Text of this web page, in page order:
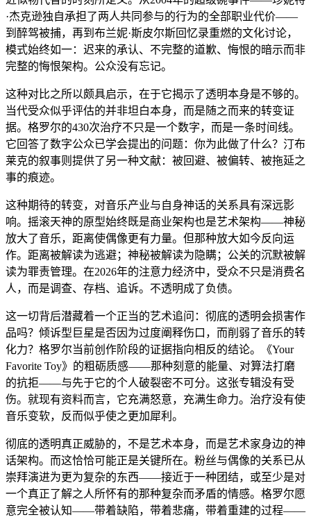
·杰克逊独自承担了两人共同参与的行为的全部职业代价——
到醉驾被捕，再到布兰妮·斯皮尔斯回忆录重燃的文化讨论，
模式始终如一：迟来的承认、不完整的道歉、悔恨的暗示而非
完整的悔恨架构。公众没有忘记。
这种对比之所以颇具启示，在于它揭示了透明本身是不够的。
当代受众似乎评估的并非坦白本身，而是随之而来的转变证
据。格罗尔的430次治疗不只是一个数字，而是一条时间线。
它回答了数字公众已学会提出的问题：你为此做了什么？汀布
莱克的叙事则提供了另一种文献：被回避、被偏转、被拖延之
事的痕迹。
这种期待的转变，对音乐产业与自身神话的关系具有深远影
响。摇滚天神的原型始终既是商业架构也是艺术架构——神秘
放大了音乐，距离使偶像更有力量。但那种放大如今反向运
作。距离被解读为逃避；神秘被解读为隐瞒；公关的沉默被解
读为罪责管理。在2026年的注意力经济中，受众不只是消费名
人，而是调查、存档、追诉。不透明成了负债。
这一切背后潜藏着一个正当的艺术追问：彻底的透明会损害作
品吗？倾诉型巨星是否因为过度阐释伤口，而削弱了音乐的转
化力？格罗尔当前创作阶段的证据指向相反的结论。《Your
Favorite Toy》的粗砺质感——那种刻意的能量、对算法打磨
的抗拒——与先于它的个人破裂密不可分。这张专辑没有受
伤。就现有资料而言，它充满怒意，充满生命力。治疗没有使
音乐变软，反而似乎使之更加犀利。
彻底的透明真正威胁的，不是艺术本身，而是艺术家身边的神
话架构。而这恰恰可能正是关键所在。粉丝与偶像的关系已从
崇拜演进为更为复杂的东西——接近于一种团结，或至少是对
一个真正了解之人所怀有的那种复杂而矛盾的情感。格罗尔愿
意完全被认知——带着缺陷，带着悲痛，带着重建的过程——